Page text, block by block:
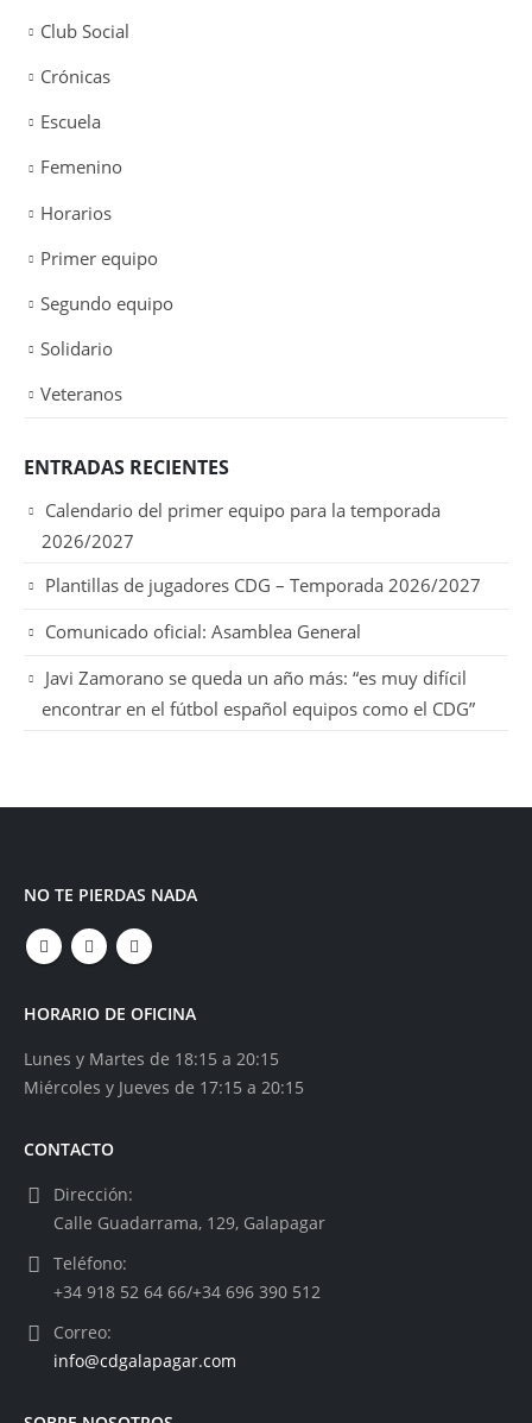
Club Social
Crónicas
Escuela
Femenino
Horarios
Primer equipo
Segundo equipo
Solidario
Veteranos
ENTRADAS RECIENTES
Calendario del primer equipo para la temporada
2026/2027
Plantillas de jugadores CDG – Temporada 2026/2027
Comunicado oficial: Asamblea General
Javi Zamorano se queda un año más: “es muy difícil
encontrar en el fútbol español equipos como el CDG”
NO TE PIERDAS NADA
HORARIO DE OFICINA
Lunes y Martes de 18:15 a 20:15
Miércoles y Jueves de 17:15 a 20:15
CONTACTO
Dirección:
Calle Guadarrama, 129, Galapagar
Teléfono:
+34 918 52 64 66/+34 696 390 512
Correo:
info@cdgalapagar.com